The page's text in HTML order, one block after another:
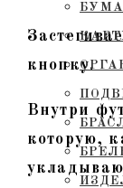
кнопку.
Внутри
которую,